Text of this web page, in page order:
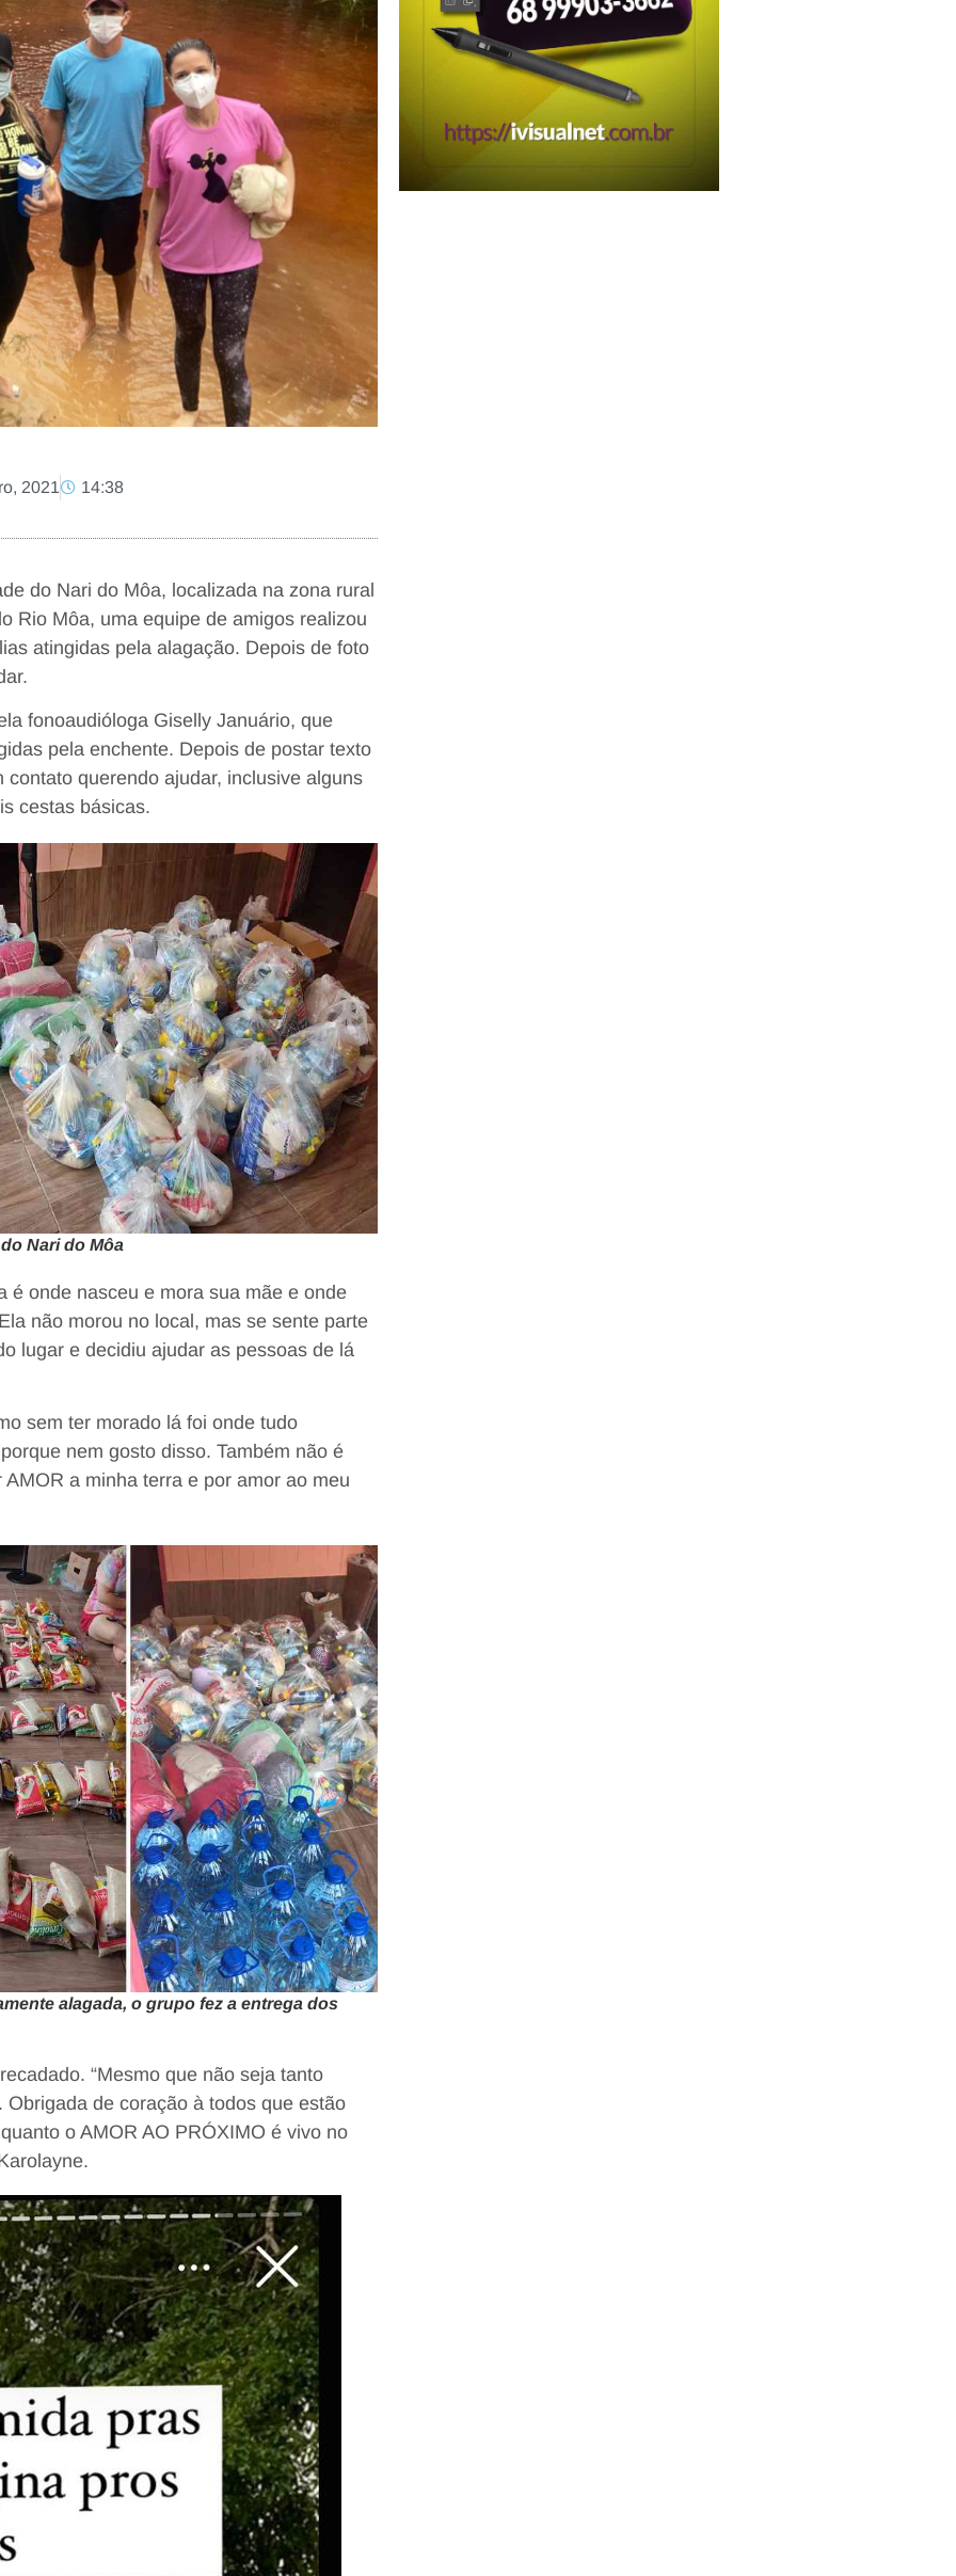
2021 14:38
do Nari do Môa, localizada na zona rural
Rio Môa, uma equipe de amigos realizou
atingidas pela alagação. Depois de foto
fonoaudióloga Giselly Januário, que
pela enchente. Depois de postar texto
querendo ajudar, inclusive alguns
cestas básicas.
Nari do Môa
é onde nasceu e mora sua mãe e onde
não morou no local, mas se sente parte
lugar e decidiu ajudar as pessoas de lá
sem ter morado lá foi onde tudo
nem gosto disso. Também não é
a minha terra e por amor ao meu
alagada, o grupo fez a entrega dos
“Mesmo que não seja tanto
de coração à todos que estão
o AMOR AO PRÓXIMO é vivo no